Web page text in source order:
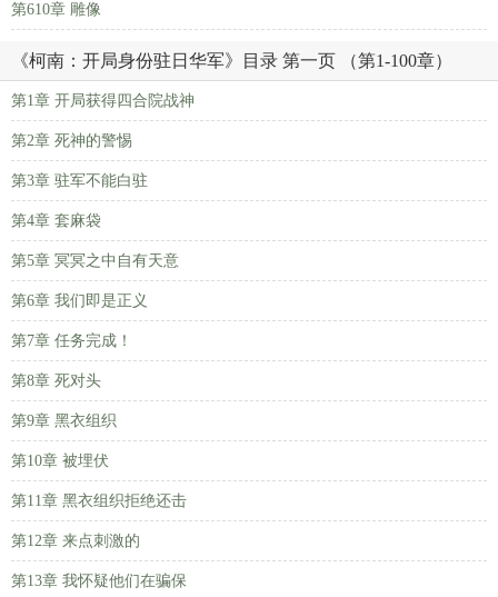
第610章 雕像
《柯南：开局身份驻日华军》目录 第一页 （第1-100章）
第1章 开局获得四合院战神
第2章 死神的警惕
第3章 驻军不能白驻
第4章 套麻袋
第5章 冥冥之中自有天意
第6章 我们即是正义
第7章 任务完成！
第8章 死对头
第9章 黑衣组织
第10章 被埋伏
第11章 黑衣组织拒绝还击
第12章 来点刺激的
第13章 我怀疑他们在骗保